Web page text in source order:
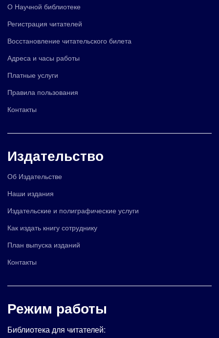
О Научной библиотеке
Регистрация читателей
Восстановление читательского билета
Адреса и часы работы
Платные услуги
Правила пользования
Контакты
Издательство
Об Издательстве
Наши издания
Издательские и полиграфические услуги
Как издать книгу сотруднику
План выпуска изданий
Контакты
Режим работы
Библиотека для читателей: